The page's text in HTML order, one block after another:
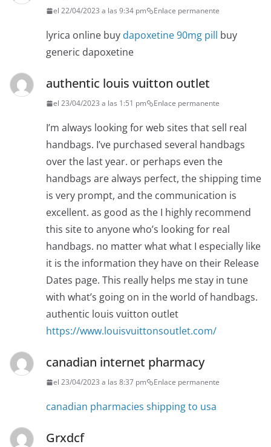
el 22/04/2023 a las 9:34 pm Enlace permanente
lyrica online buy dapoxetine 90mg pill buy
generic dapoxetine
authentic louis vuitton outlet
el 23/04/2023 a las 1:51 pm Enlace permanente
I’m always looking for web sites that sell real
handbags. I’ve purchased several handbags
over the last year. or perhaps even the
handbags are always perfect, the shipping time
is very prompt, and the communication is
excellent. as good as the I highly recommend
this site to anyone who’s looking for real
handbags. no matter what what I especially like
it is the information they have on their Release
Dates page. This really helps me stay in tune
with what’s going on in the world of handbags.
authentic louis vuitton outlet
https://www.louisvuittonsoutlet.com/
canadian internet pharmacy
el 23/04/2023 a las 8:37 pm Enlace permanente
canadian pharmacies shipping to usa
Grxdcf